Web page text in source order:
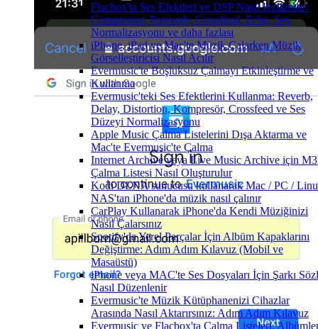
Flacbox'ta Ses Efektleri ve DSP Nasıl Kullanılır:
Compressor, Freeverb, Crossfeed, Echo, Ses
Normalizasyonu ve daha fazlası
iPhone, iPad ve Mac'te Müzik Çalarken Müzik
Görselleştiricisi Nasıl Açılır
Evermusic'te Boşluksuz Çalmayı Etkinleştirme ve
Kullanma
Evermusic'teki Ses Efektlerini Kullanma: Reverb,
Delay, Distortion, Kompresör, Crossfeed ve Ses
Düzeyi Normalizasyonu
Apple Music Çalma Listelerini Dışa Aktarma ve
Mac'te Evermusic'te Çalma
Internet Archive veya Live Music Archive için
Çalma Listesi Nasıl Oluşturulur
Kodi DLNA sunucusu kullanarak Mac / PC /
NAS'tan iPhone'da müzik nasıl çalınır
CarPlay Kullanarak iPhone'da Kendi Müziğinizi
Nasıl Çalarsınız
Spotify'da Yerel Parçalar İçin Albüm Kapaklarını
Değiştirme: Adım Adım Kılavuz (Mobil ve
Masaüstü)
iPhone veya MAC'te Ses Dosyaları İçin Şarkı
Nasıl Düzenlenir
Evermusic'te Müzik Kütüphanenizi Cihazlar
Arasında Nasıl Aktarırsınız: Adım Adım Kılavuz
Evermusic ve Flacbox'ta Çalma Listeleri,